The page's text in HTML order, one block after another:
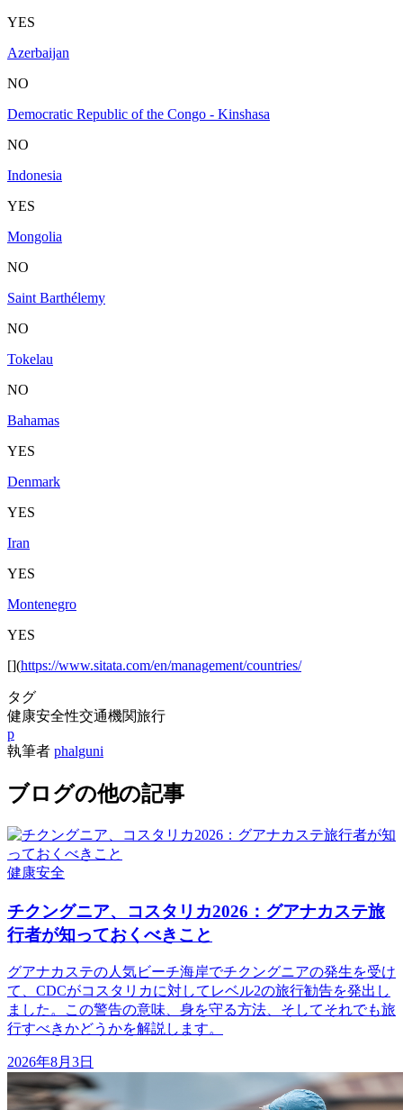
YES
Azerbaijan
NO
Democratic Republic of the Congo - Kinshasa
NO
Indonesia
YES
Mongolia
NO
Saint Barthélemy
NO
Tokelau
NO
Bahamas
YES
Denmark
YES
Iran
YES
Montenegro
YES
[](https://www.sitata.com/en/management/countries/
タグ
健康安全性交通機関旅行
p
執筆者 phalguni
ブログの他の記事
健康安全
チクングニア、コスタリカ2026：グアナカステ旅
行者が知っておくべきこと
グアナカステの人気ビーチ海岸でチクングニアの発生を受け
て、CDCがコスタリカに対してレベル2の旅行勧告を発出し
ました。この警告の意味、身を守る方法、そしてそれでも旅
行すべきかどうかを解説します。
2026年8月3日